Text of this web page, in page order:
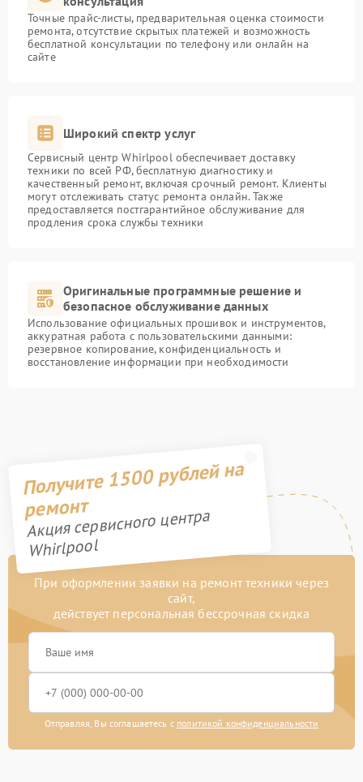
Точные прайс-листы, предварительная оценка стоимости
ремонта, отсутствие скрытых платежей и возможность
бесплатной консультации по телефону или онлайн на
сайте
Широкий спектр услуг
Сервисный центр Whirlpool обеспечивает доставку
техники по всей РФ, бесплатную диагностику и
качественный ремонт, включая срочный ремонт. Клиенты
могут отслеживать статус ремонта онлайн. Также
предоставляется постгарантийное обслуживание для
продления срока службы техники
Оригинальные программные решение и
безопасное обслуживание данных
Использование официальных прошивок и инструментов,
аккуратная работа с пользовательскими данными:
резервное копирование, конфиденциальность и
восстановление информации при необходимости
Получите 1500 рублей на
ремонт
Акция сервисного центра
Whirlpool
При оформлении заявки на ремонт техники через
сайт,
действует персональная бессрочная скидка
Отправляя, Вы соглашаетесь с политикой конфиденциальности